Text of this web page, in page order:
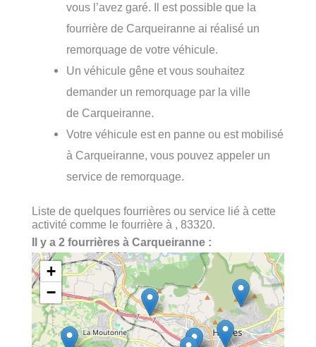
vous l’avez garé. Il est possible que la
fourrière de Carqueiranne ai réalisé un
remorquage de votre véhicule.
Un véhicule gêne et vous souhaitez
demander un remorquage par la ville
de Carqueiranne.
Votre véhicule est en panne ou est mobilisé
à Carqueiranne, vous pouvez appeler un
service de remorquage.
Liste de quelques fourrières ou service lié à cette
activité comme le fourrière à , 83320.
Il y a 2 fourrières à Carqueiranne :
+
−